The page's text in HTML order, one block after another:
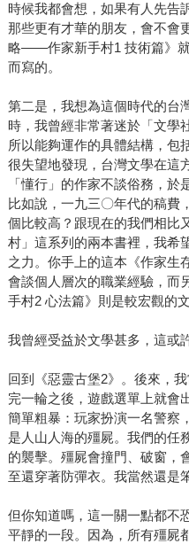
時候我都會想，如果有人先告
那些更有才華的朋友，會不會
略——作家新手村1 技術篇》
而寫的。
第二是，我想為這個時代的台
時，我曾經非常著迷於「文學
所以能夠運作的具體結構，包
很失望地發現，台灣文學在這
「懂行」的作家不談俗務，
比如說，一九三〇年代的稿費
個比較高？跟現在的我們相比
村」這系列的兩本書裡，我希
之力。你手上的這本《作家
會談個人層次的職業經驗，
手村2 心法篇》則是較宏觀的
我曾經受益於文學甚多，這或
回到《惡靈古堡2》。後來，
完一輪之後，遊戲選單上就會
簡單粗暴：玩家扮演一名警察
是人山人海的殭屍。我們的任
的襲擊。殭屍會撞門、破窗，
至還穿著防彈衣。我當然還是
但你知道嗎，這一關一點都不
平靜的一段。因為，所有殭屍